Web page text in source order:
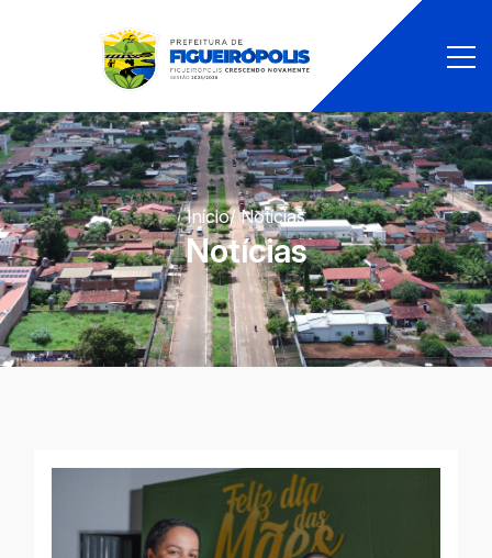
Início/ Notícias
Notícias